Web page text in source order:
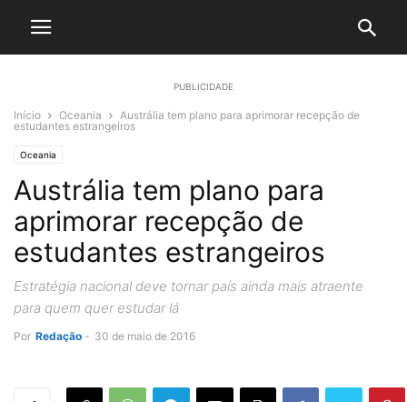
PUBLICIDADE
Início Oceania
Austrália tem plano para aprimorar recepção de
estudantes estrangeiros
Oceania
Austrália tem plano para
aprimorar recepção de
estudantes estrangeiros
Estratégia nacional deve tornar país ainda mais atraente
para quem quer estudar lá
Por Redação - 30 de maio de 2016